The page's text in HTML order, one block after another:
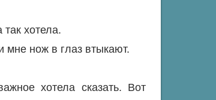
хотела.
мне нож в глаз втыкают.
хотела сказать. Вот